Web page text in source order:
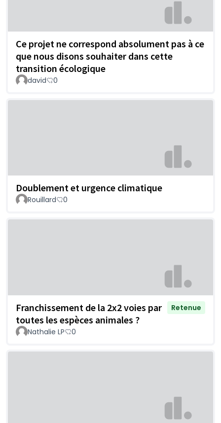
Ce projet ne correspond absolument pas à ce
que nous disons souhaiter dans cette
transition écologique
david 0
Doublement et urgence climatique
Rouillard 0
Franchissement de la 2x2 voies par
toutes les espèces animales ?
Retenue
Nathalie LP 0